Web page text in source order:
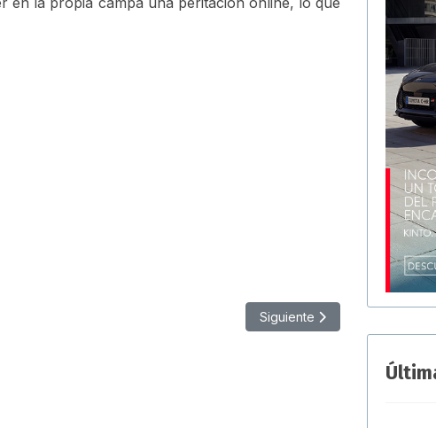
Artículo siguiente:
Siguiente